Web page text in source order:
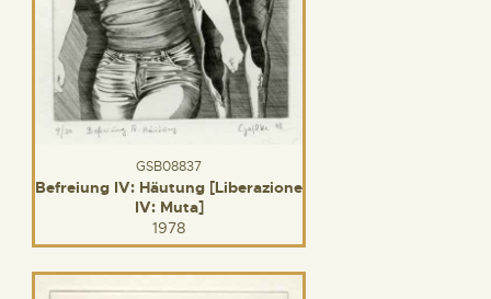
GSB08837
Befreiung IV: Häutung [Liberazione
IV: Muta]
1978